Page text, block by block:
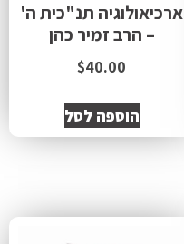
ארכיאולוגיה תנ"כית ה'
– הרב זמיר כהן
$40.00
הוספה לסל